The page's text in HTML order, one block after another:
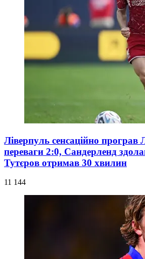
Ліверпуль сенсаційно програв
переваги 2:0, Сандерленд
Тутєров отримав 30 хвилин
11 144